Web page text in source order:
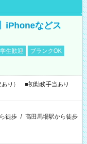
iPhoneなどス
生歓迎
ブランクOK
り） ■初勤務手当あり
徒歩 / 高田馬場駅から徒歩